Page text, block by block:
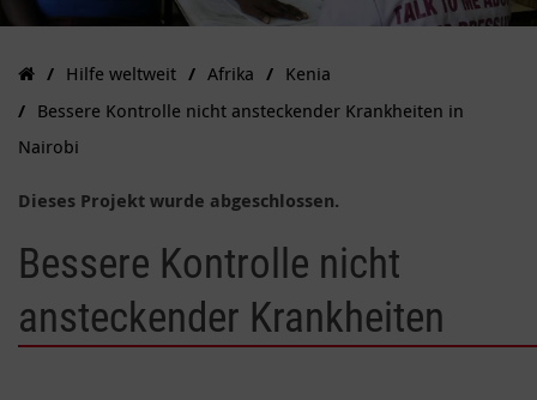
Hilfe weltweit Afrika
Kenia
Bessere Kontrolle nicht ansteckender Krankheiten in
Nairobi
Dieses Projekt wurde abgeschlossen.
Bessere Kontrolle nicht
ansteckender Krankheiten